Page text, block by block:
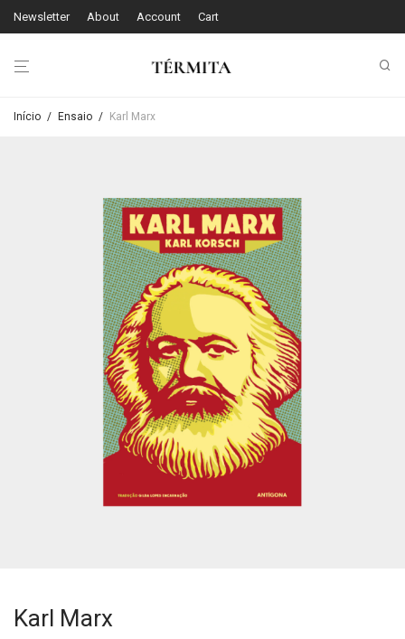
Newsletter About Account Cart
Início / Ensaio / Karl Marx
Karl Marx